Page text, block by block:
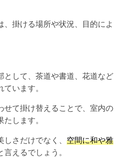
、掛ける場所や状況、目的によ
として、茶道や書道、花道など
います。
せて掛け替えることで、室内の
します。
しさだけでなく、空間に和や雅
言えるでしょう。